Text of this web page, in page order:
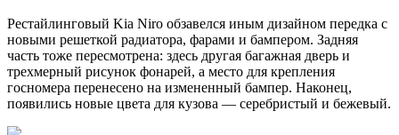
Рестайлинговый Kia Niro обзавелся иным дизайном передка с
новыми решеткой радиатора, фарами и бампером. Задняя
часть тоже пересмотрена: здесь другая багажная дверь и
трехмерный рисунок фонарей, а место для крепления
госномера перенесено на измененный бампер. Наконец,
появились новые цвета для кузова — серебристый и бежевый.